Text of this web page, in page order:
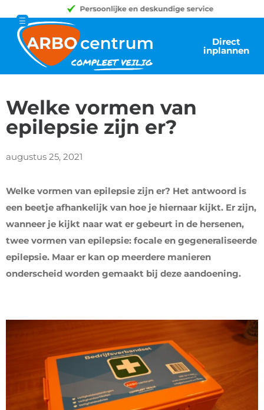
Direct
inplannen
Welke vormen van
epilepsie zijn er?
augustus 25, 2021
Welke vormen van epilepsie zijn er? Het antwoord is
een beetje afhankelijk van hoe je hiernaar kijkt. Er zijn,
wanneer je kijkt naar wat er gebeurt in de hersenen,
twee vormen van epilepsie: focale en gegeneraliseerde
epilepsie. Maar er kan op meerdere manieren
onderscheid worden gemaakt bij deze aandoening.